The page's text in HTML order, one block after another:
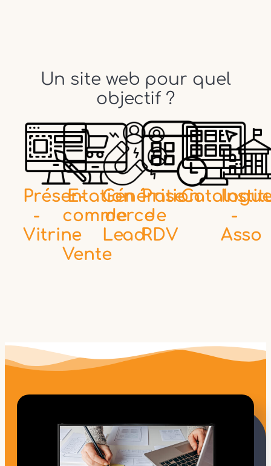
Un site web pour quel
objectif ?
Présentation
-
Vitrine
E-
commerce
-
Vente
Génération
de
Lead
Prise
de
RDV
-
Asso